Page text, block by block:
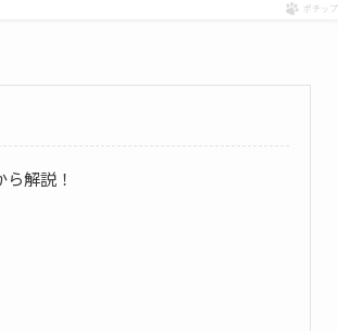
ポチップ
解説！